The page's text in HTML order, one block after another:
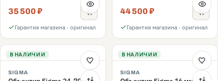
35 500 ₽
Гарантия магазина · оригинал
44 500 ₽
Гарантия магазина · оригинал
В НАЛИЧИИ
SIGMA
В НАЛИЧИИ
SIGMA